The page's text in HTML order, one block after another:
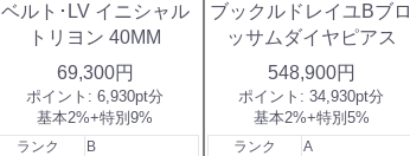
ベルト･LV イニシャル
トリヨン 40MM
69,300円
ポイント:6,930pt分
基本2%+特別9%
ランク
B
ブックルドレイユBブロ
ッサムダイヤピアス
548,900円
ポイント:34,930pt分
基本2%+特別5%
ランク
A